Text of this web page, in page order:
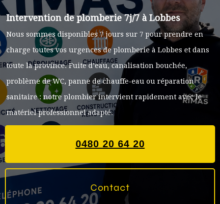
Intervention de plomberie 7j/7 à Lobbes
Nous sommes disponibles 7 jours sur 7 pour prendre en
charge toutes vos urgences de plomberie à Lobbes et dans
toute la province. Fuite d’eau, canalisation bouchée,
problème de WC, panne de chauffe-eau ou réparation
sanitaire : notre plombier intervient rapidement avec le
matériel professionnel adapté.
0480 20 64 20
Contact